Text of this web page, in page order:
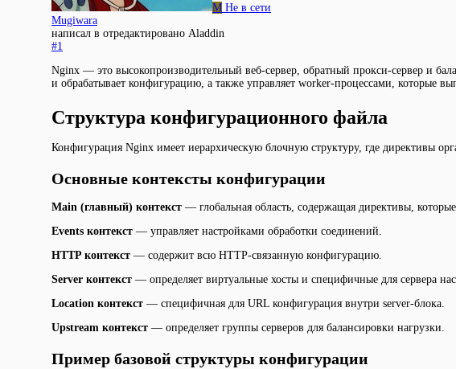
M Не в сети
Mugiwara
написал в отредактировано Aladdin
#1
Nginx — это высокопроизводительный веб-сервер, обратный прокси-сервер и
и обрабатывает конфигурацию, а также управляет worker-процессами, которые
Структура конфигурационного файла
Конфигурация Nginx имеет иерархическую блочную структуру, где директивы
Основные контексты конфигурации
Main (главный) контекст — глобальная область, содержащая директивы,
Events контекст — управляет настройками обработки соединений.
HTTP контекст — содержит всю HTTP-связанную конфигурацию.
Server контекст — определяет виртуальные хосты и специфичные для сервера
Location контекст — специфичная для URL конфигурация внутри server-блока.
Upstream контекст — определяет группы серверов для балансировки нагрузки.
Пример базовой структуры конфигурации